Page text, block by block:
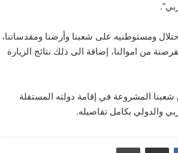
ومستوطنيه على شعبنا وأرضنا ومقدساتنا،
من اموالنا، إضافة الى ذلك نتائج الزيارة
المشروعة في إقامة دولته المستقلة
والدولي بكامل تفاصيله.
مشاركة عبر البريد طباعة